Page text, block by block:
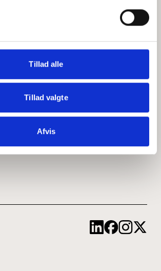
Tillad alle
Tillad valgte
Afvis
ABCepos
Podcast